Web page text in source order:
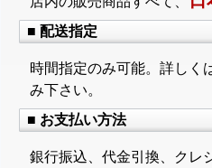
■ 配送指定
時間指定のみ可能。詳しく
み下さい。
■ お支払い方法
銀行振込、代金引換、クレ